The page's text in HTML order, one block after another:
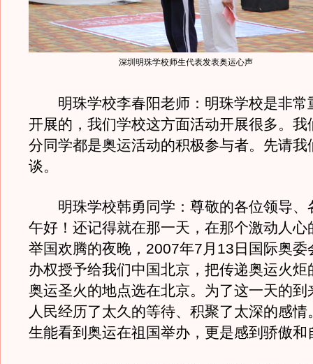
深圳明珠学校师生代表发表奥运心声
明珠学校李春阳老师：明珠学校是非常
开展的，我们学校这方面活动开展很多。我
分同学都是奥运活动的积极参与者。先请我
谈。
明珠学校韩勇同学：尊敬的各位领导、
午好！还记得就在那一天，在那个激动人心
举国欢腾的夜晚，2007年7月13日国际奥委
办权授予给我们中国北京，把传递奥运火炬
奥运圣火的地点选在北京。为了这一天的到
人民经历了太久的等待、积聚了太深的感情
生能看到奥运在祖国举办，更是感到骄傲和